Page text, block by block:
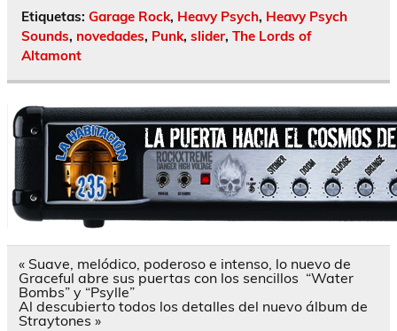
Etiquetas: Garage Rock, Heavy Psych, Heavy Psych
Sounds, novedades, Punk, slider, The Lords of
Altamont
Navegación
de
entradas
« Suave, melódico, poderoso e intenso, lo nuevo de
Graceful abre sus puertas con los sencillos “Water
Bombs” y “Psylle”
Al descubierto todos los detalles del nuevo álbum de
Straytones »